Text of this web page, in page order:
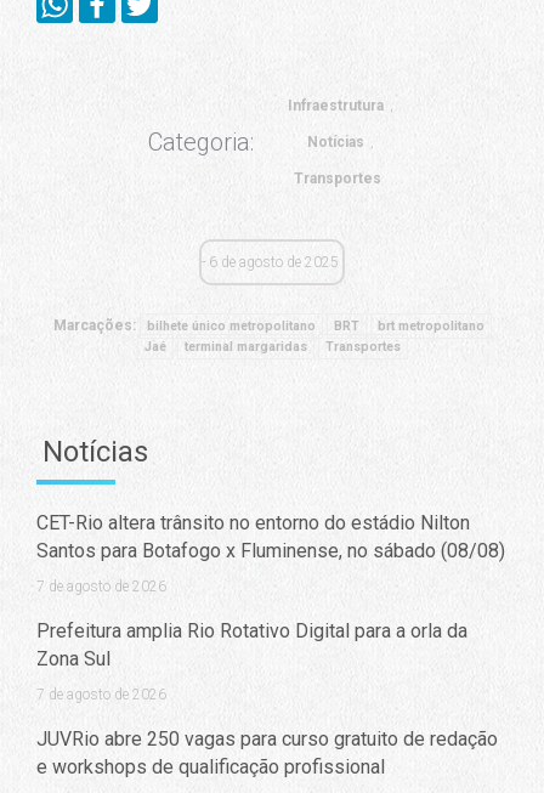
Categoria:
Infraestrutura
Notícias
Transportes
6 de agosto de 2025
Marcações: bilhete único metropolitano BRT
brt metropolitano
Jaé
terminal margaridas Transportes
Notícias
CET-Rio altera trânsito no entorno do estádio Nilton
Santos para Botafogo x Fluminense, no sábado (08/08)
7 de agosto de 2026
Prefeitura amplia Rio Rotativo Digital para a orla da
Zona Sul
7 de agosto de 2026
JUVRio abre 250 vagas para curso gratuito de redação
e workshops de qualificação profissional